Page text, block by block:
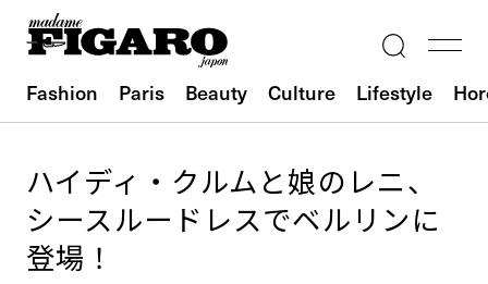
Fashion Paris Beauty Culture Lifestyle
ハイディ・クルムと娘のレニ、
シースルードレスでベルリンに
登場！